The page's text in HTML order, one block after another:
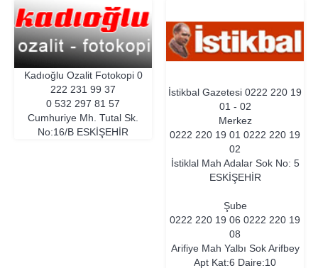
Kadıoğlu Ozalit Fotokopi 0
222 231 99 37
0 532 297 81 57
Cumhuriye Mh. Tutal Sk.
No:16/B ESKIŞEHIR
İstikbal Gazetesi 0222 220 19
01 - 02
Merkez
0222 220 19 01 0222 220 19
02
İstiklal Mah Adalar Sok No: 5
ESKİŞEHİR
Şube
0222 220 19 06 0222 220 19
08
Arifiye Mah Yalbı Sok Arifbey
Apt Kat:6 Daire:10